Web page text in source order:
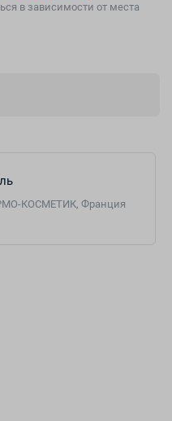
в зависимости от места
КОСМЕТИК, Франция